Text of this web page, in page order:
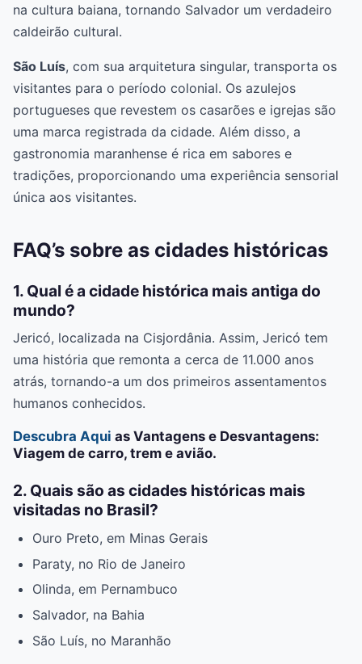
na cultura baiana, tornando Salvador um verdadeiro
caldeirão cultural.
São Luís, com sua arquitetura singular, transporta os
visitantes para o período colonial. Os azulejos
portugueses que revestem os casarões e igrejas são
uma marca registrada da cidade. Além disso, a
gastronomia maranhense é rica em sabores e
tradições, proporcionando uma experiência sensorial
única aos visitantes.
FAQ’s sobre as cidades históricas
1. Qual é a cidade histórica mais antiga do
mundo?
Jericó, localizada na Cisjordânia. Assim, Jericó tem
uma história que remonta a cerca de 11.000 anos
atrás, tornando-a um dos primeiros assentamentos
humanos conhecidos.
Descubra Aqui as Vantagens e Desvantagens:
Viagem de carro, trem e avião.
2. Quais são as cidades históricas mais
visitadas no Brasil?
Ouro Preto, em Minas Gerais
Paraty, no Rio de Janeiro
Olinda, em Pernambuco
Salvador, na Bahia
São Luís, no Maranhão